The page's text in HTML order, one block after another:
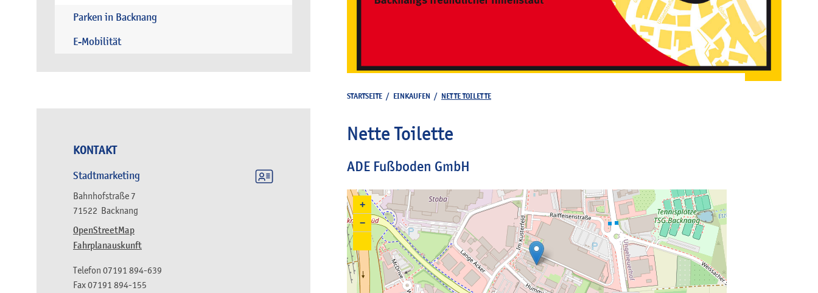
Parken in Backnang
E-Mobilität
KONTAKT
Stadtmarketing
Bahnhofstraße 7
71522 Backnang
OpenStreetMap
Fahrplanauskunft
Telefon 07191 894-639
Fax07191 894-155
STARTSEITE / EINKAUFEN / NETTE TOILETTE
Nette Toilette
ADE Fußboden GmbH
+
−